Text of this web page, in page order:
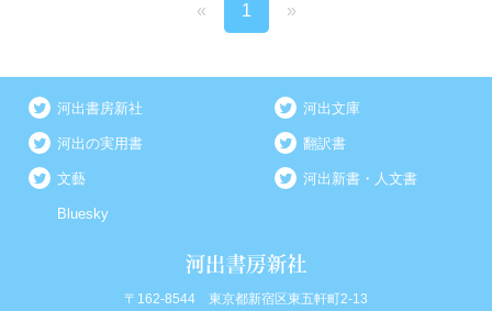
« 1 »
河出書房新社 河出文庫
河出の実用書 翻訳書
文藝 河出新書・人文書
Bluesky
〒162-8544 東京都新宿区東五軒町2-13